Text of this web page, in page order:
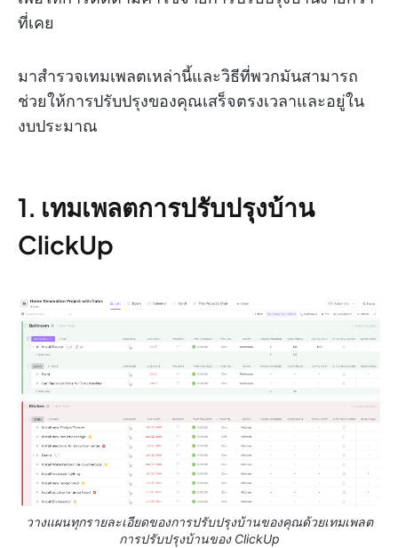
ที่เคย
มาสำรวจเทมเพลตเหล่านี้และวิธีที่พวกมันสามารถ
ช่วยให้การปรับปรุงของคุณเสร็จตรงเวลาและอยู่ใน
งบประมาณ
1. เทมเพลตการปรับปรุงบ้าน
ClickUp
วางแผนทุกรายละเอียดของการปรับปรุงบ้านของคุณด้วยเทมเพลต
การปรับปรุงบ้านของ ClickUp